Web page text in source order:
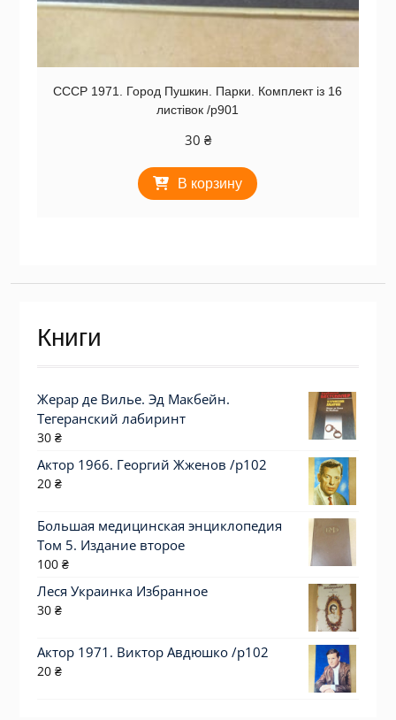
СССР 1971. Город Пушкин. Парки. Комплект із 16
листівок /р901
30 ₴
В корзину
Книги
Жерар де Вилье. Эд Макбейн.
Тегеранский лабиринт
30 ₴
Актор 1966. Георгий Жженов /p102
20 ₴
Большая медицинская энциклопедия
Том 5. Издание второе
100 ₴
Леся Украинка Избранное
30 ₴
Актор 1971. Виктор Авдюшко /p102
20 ₴